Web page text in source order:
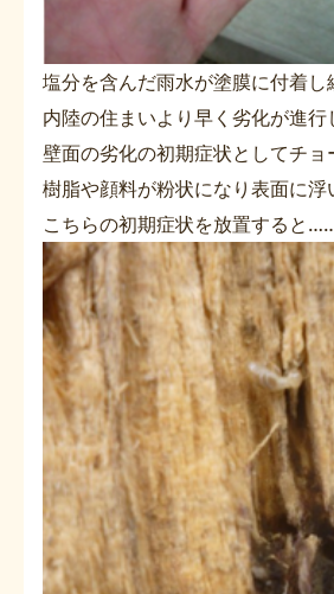
塩分を含んだ雨水が塗膜に付着し
内陸の住まいより早く劣化が進行
壁面の劣化の初期症状としてチョ
樹脂や顔料が粉状になり表面に浮
こちらの初期症状を放置すると